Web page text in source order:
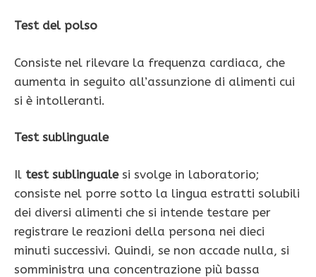
Test del polso
Consiste nel rilevare la frequenza cardiaca, che
aumenta in seguito all’assunzione di alimenti cui
si è intolleranti.
Test sublinguale
Il test sublingualesi svolge in laboratorio;
consiste nel porre sotto la lingua estratti solubili
dei diversi alimenti che si intende testare per
registrare le reazioni della persona nei dieci
minuti successivi. Quindi, se non accade nulla, si
somministra una concentrazione più bassa